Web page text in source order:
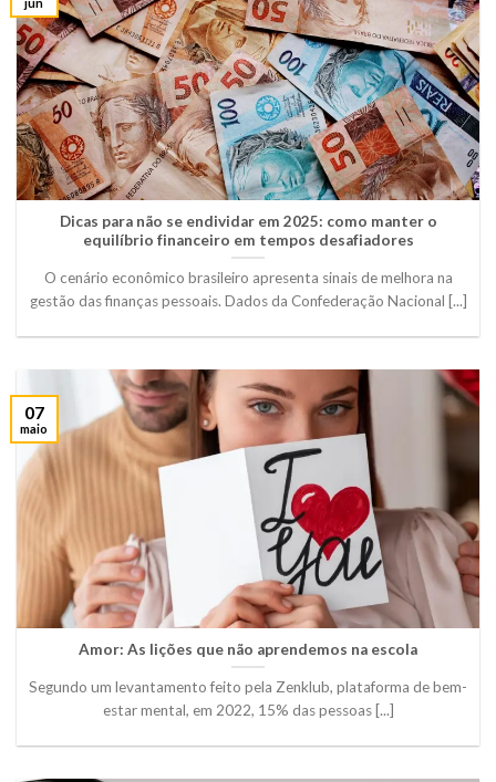
Dicas para não se endividar em 2025: como manter o
equilíbrio financeiro em tempos desafiadores
O cenário econômico brasileiro apresenta sinais de melhora na
gestão das finanças pessoais. Dados da Confederação Nacional [...]
Amor: As lições que não aprendemos na escola
Segundo um levantamento feito pela Zenklub, plataforma de bem-
estar mental, em 2022, 15% das pessoas [...]
07
maio